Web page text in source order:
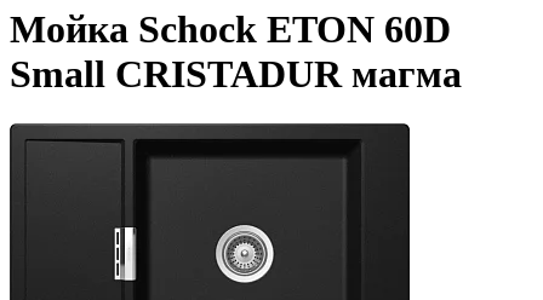
Мойка Schock ETON 60D
Small CRISTADUR магма